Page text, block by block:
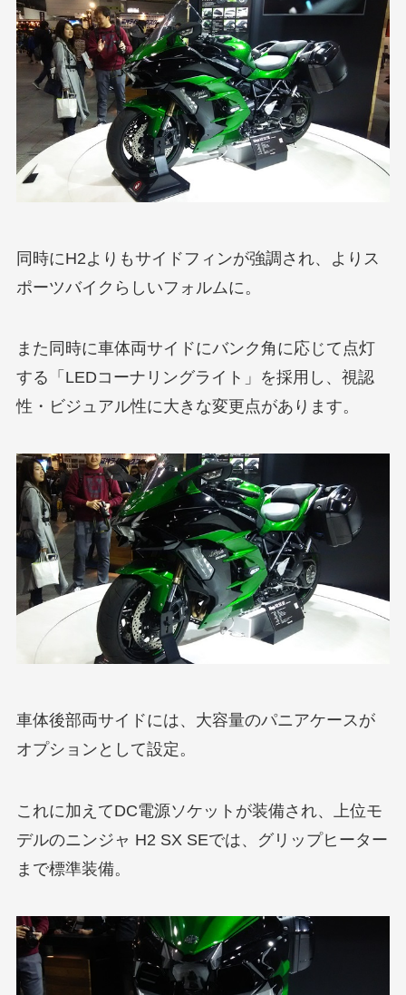
同時にH2よりもサイドフィンが強調され、よりス
ポーツバイクらしいフォルムに。
また同時に車体両サイドにバンク角に応じて点灯
する「LEDコーナリングライト」を採用し、視認
性・ビジュアル性に大きな変更点があります。
車体後部両サイドには、大容量のパニアケースが
オプションとして設定。
これに加えてDC電源ソケットが装備され、上位モ
デルのニンジャ H2 SX SEでは、グリップヒーター
まで標準装備。